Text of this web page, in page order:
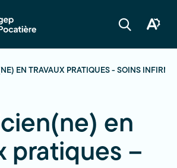
Ouvrir
Ouvrir
EN TRAVAUX PRATIQUES - SOINS
en
pratiques –